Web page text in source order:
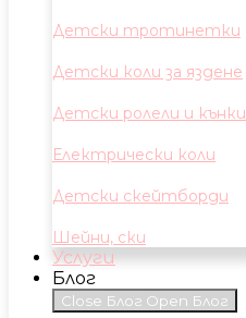
Детски тротинетки
Детски коли за яздене
Детски ролели и кънки
Електрически коли
Детски скейтборди
Шейни, ски
Услуги
Блог
Close Блог Open Блог